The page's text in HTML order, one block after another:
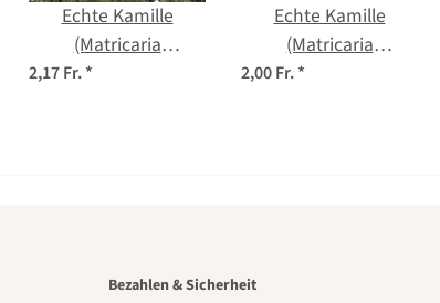
Echte Kamille
(Matricaria
chamomilla) Bio
2,17 Fr.*
Echte Kamille
(Matricaria
chamomilla) Samen
2,00 Fr.*
Bezahlen & Sicherheit